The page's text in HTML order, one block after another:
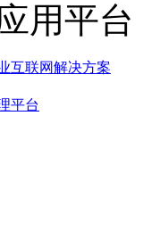
用平台
互联网解决方案
平台